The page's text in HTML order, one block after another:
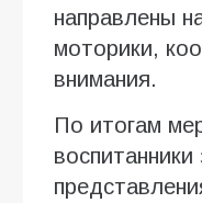
направлены
моторики,
внимания.
По итогам
воспитанники